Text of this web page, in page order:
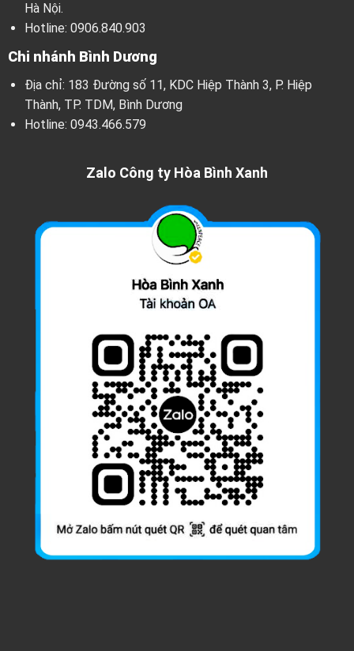
Hà Nội.
Hotline: 0906.840.903
Chi nhánh Bình Dương
Địa chỉ: 183 Đường số 11, KDC Hiệp Thành 3, P. Hiệp
Thành, TP. TDM, Bình Dương
Hotline: 0943.466.579
Zalo Công ty Hòa Bình Xanh